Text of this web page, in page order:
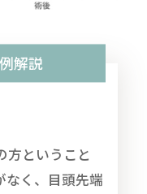
解説
方ということ
なく、目頭先端